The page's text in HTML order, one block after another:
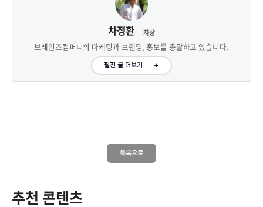
차정환 차장
브레인즈컴퍼니의 마케팅과 브랜딩, 홍보를 총괄하고 있습니다.
필진 글 더보기
목록으로
추천 콘텐츠